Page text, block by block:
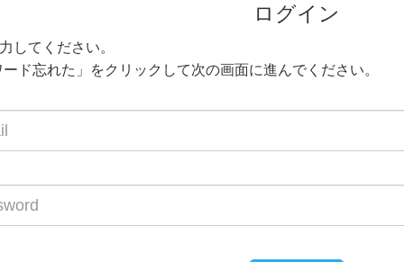
ログイン
してください。
ド忘れた」をクリックして次の画面に進んでください。